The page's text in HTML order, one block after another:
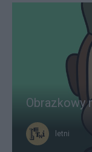
Obrazkowy
letni